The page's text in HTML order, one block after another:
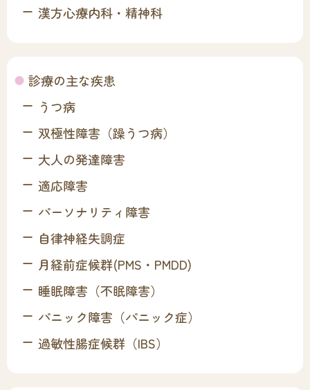
漢方心療内科・精神科
診療の主な疾患
うつ病
双極性障害（躁うつ病）
大人の発達障害
適応障害
パーソナリティ障害
自律神経失調症
月経前症候群(PMS・PMDD)
睡眠障害（不眠障害）
パニック障害（パニック症）
過敏性腸症候群（IBS）